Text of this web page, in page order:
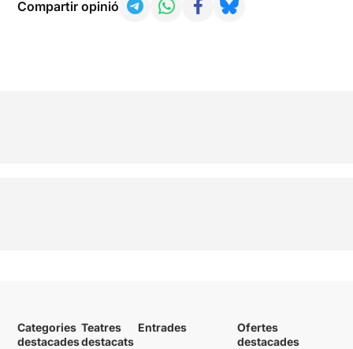
Compartir opinió
Categories
destacades
Teatres
destacats
Entrades
Ofertes
destacades